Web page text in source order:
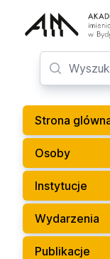
Strona
Osoby
Instytucje
Wydarzenia
Publikacje